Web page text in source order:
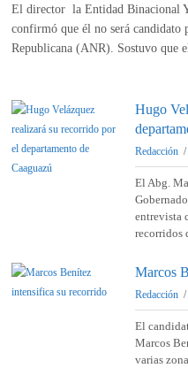
El director la Entidad Binacional
confirmó que él no será candidato
Republicana (ANR). Sostuvo que
Hugo
Redacción
El Abg.
entrevista
recorridos
Marcos
Redacción
El
Marcos
varias